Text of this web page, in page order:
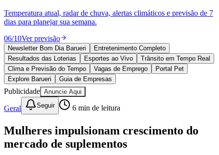
MutingaJardim ParaísoJardim PaulistaJardim ReginaliceJardim São
Luís Jardim São Pedro Jardim São Silvestre
CamargosParque Imperial
do Bom JesusRecanto PhrynéaSantana de
ParnaíbaSilveiraTamboréVale do SolVila BarrosVila Boa VistaVila
do CondeVila Engenho NovoVila MárciaVila Nossa Sra. da
EscadaVila PortoVotupoca
Para Sua Empresa
Anuncie no Portal
Guia de Empresas
Divulgar Vagas
Publicidade Legal
Negócios Regionais
Turismo
Temperatura atual, radar de chuva, alertas climáticos e previsão de 7
dias para planejar sua semana.
06/10Ver previsão
Newsletter Bom Dia Barueri
Entretenimento Completo
Resultados das Loterias
Esportes ao Vivo
Trânsito em Tempo Real
Clima e Previsão do Tempo
Vagas de Emprego
Portal Pet
Explore Barueri
Guia de Empresas
Publicidade Anuncie Aqui
Geral Seguir 6 min de leitura
Mulheres impulsionam crescimento do
mercado de suplementos